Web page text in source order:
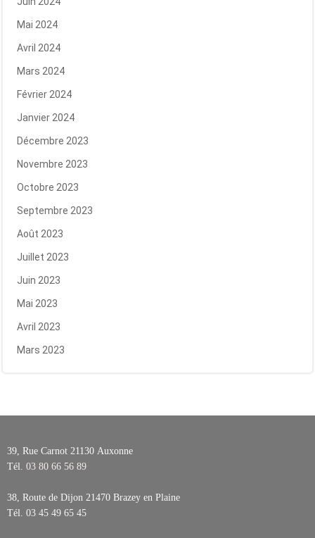
Mai 2024
Avril 2024
Mars 2024
Février 2024
Janvier 2024
Décembre 2023
Novembre 2023
Octobre 2023
Septembre 2023
Août 2023
Juillet 2023
Juin 2023
Mai 2023
Avril 2023
Mars 2023
39, Rue Carnot 21130 Auxonne
Tél. 03 80 66 56 89
38, Route de Dijon 21470 Brazey en Plaine
Tél. 03 45 49 65 45